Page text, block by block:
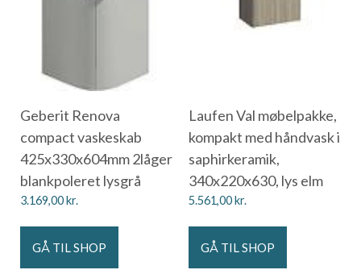
Geberit Renova
compact vaskeskab
425x330x604mm 2låger
blankpoleret lysgrå
3.169,00kr.
GÅ TIL SHOP
Laufen Val møbelpakke,
kompakt med håndvask i
saphirkeramik,
340x220x630, lys elm
5.561,00kr.
GÅ TIL SHOP